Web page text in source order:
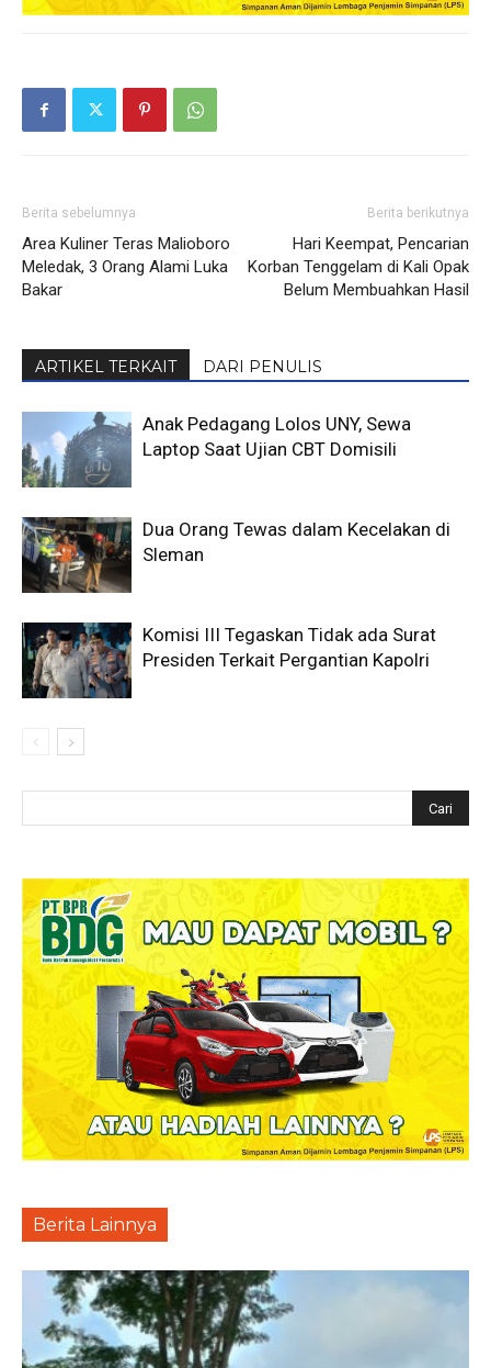
Berita sebelumnya
Area Kuliner Teras Malioboro
Meledak, 3 Orang Alami Luka
Bakar
Berita berikutnya
Hari Keempat, Pencarian
Korban Tenggelam di Kali Opak
Belum Membuahkan Hasil
ARTIKEL TERKAIT DARI PENULIS
Anak Pedagang Lolos UNY, Sewa
Laptop Saat Ujian CBT Domisili
Dua Orang Tewas dalam Kecelakan di
Sleman
Komisi III Tegaskan Tidak ada Surat
Presiden Terkait Pergantian Kapolri
Berita Lainnya